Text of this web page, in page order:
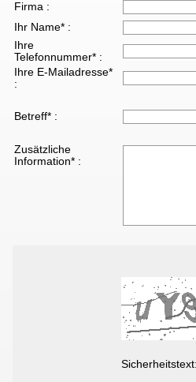
Firma :
Ihr Name* :
Ihre
Telefonnummer* :
Ihre E-Mailadresse*
:
Betreff* :
Zusätzliche
Information* :